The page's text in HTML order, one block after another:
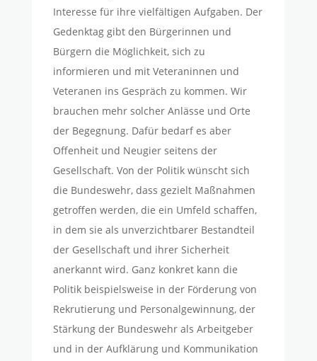
Interesse für ihre vielfältigen Aufgaben. Der
Gedenktag gibt den Bürgerinnen und
Bürgern die Möglichkeit, sich zu
informieren und mit Veteraninnen und
Veteranen ins Gespräch zu kommen. Wir
brauchen mehr solcher Anlässe und Orte
der Begegnung. Dafür bedarf es aber
Offenheit und Neugier seitens der
Gesellschaft. Von der Politik wünscht sich
die Bundeswehr, dass gezielt Maßnahmen
getroffen werden, die ein Umfeld schaffen,
in dem sie als unverzichtbarer Bestandteil
der Gesellschaft und ihrer Sicherheit
anerkannt wird. Ganz konkret kann die
Politik beispielsweise in der Förderung von
Rekrutierung und Personalgewinnung, der
Stärkung der Bundeswehr als Arbeitgeber
und in der Aufklärung und Kommunikation